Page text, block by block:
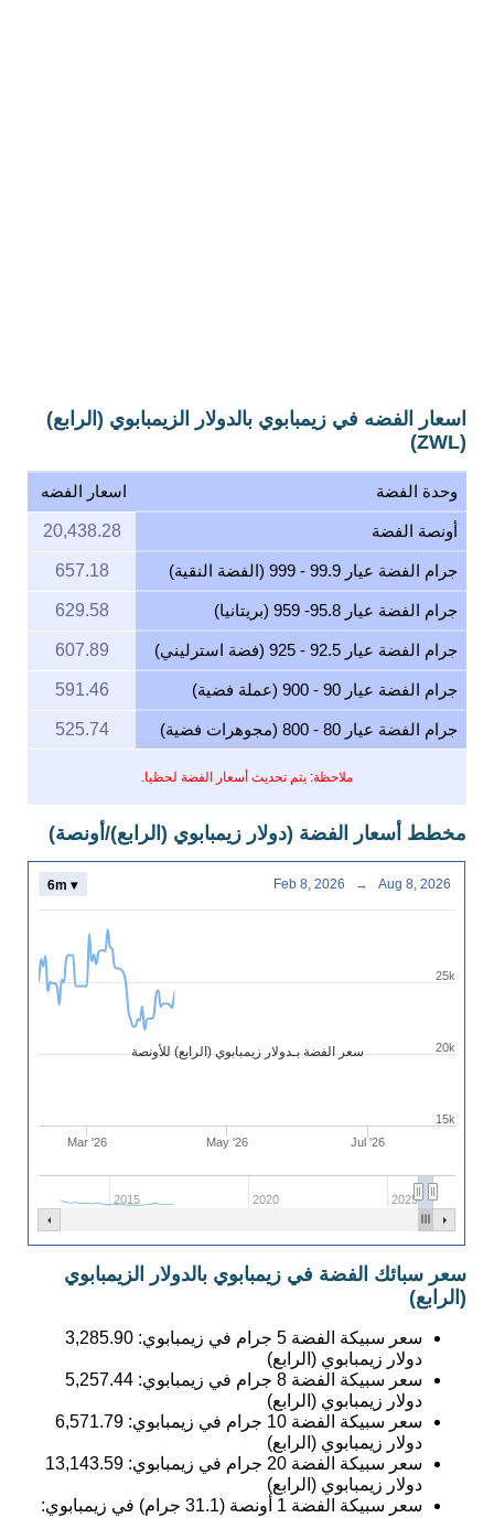
اسعار الفضه في زيمبابوي بالدولار الزيمبابوي (الرابع)
(ZWL)
وحدة الفضة اسعار الفضه
ملاحظة: يتم تحديث أسعار الفضة لحظيا.
أونصة الفضة 20,438.28
جرام الفضة عيار 99.9 - 999 (الفضة النقية) 657.18
جرام الفضة عيار 95.8- 959 (بريتانيا) 629.58
جرام الفضة عيار 92.5 - 925 (فضة استرليني) 607.89
جرام الفضة عيار 90 - 900 (عملة فضية) 591.46
جرام الفضة عيار 80 - 800 (مجوهرات فضية) 525.74
مخطط أسعار الفضة (دولار زيمبابوي (الرابع)/أونصة)
سعر الفضة بـدولار زيمبابوي (الرابع) للأونصة
Mar '26 May '26 Jul '26
2015 2020 2025
15k
20k
25k
6m ▾ Feb 8, 2026 → Aug 8, 2026
سعر سبائك الفضة في زيمبابوي بالدولار الزيمبابوي
(الرابع)
سعر سبيكة الفضة 5 جرام في زيمبابوي:
3,285.90
دولار زيمبابوي (الرابع)
سعر سبيكة الفضة 8 جرام في زيمبابوي:
5,257.44
دولار زيمبابوي (الرابع)
سعر سبيكة الفضة 10 جرام في زيمبابوي:
6,571.79
دولار زيمبابوي (الرابع)
سعر سبيكة الفضة 20 جرام في زيمبابوي:
13,143.59
دولار زيمبابوي (الرابع)
سعر سبيكة الفضة 1 أونصة (31.1 جرام) في زيمبابوي: